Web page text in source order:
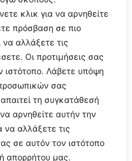
κλικ για να αρνηθείτε
πρόσβαση σε πιο
αλλάξετε τις
Οι προτιμήσεις σας
ιστότοπο. Λάβετε υπόψη
σας
τη συγκατάθεσή
αρνηθείτε αυτήν την
αλλάξετε τις
σε αυτόν τον ιστότοπο
απορρήτου μας.
Us
Reserved
είναι πιστοποιημένη στο
Τύπου της ΓΓ Επικοινωνίας
)